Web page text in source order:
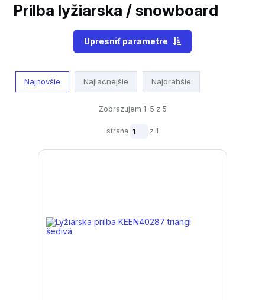
Prilba lyžiarska / snowboard
Upresniť parametre
Najnovšie Najlacnejšie Najdrahšie
Zobrazujem 1-5 z 5
strana z 1